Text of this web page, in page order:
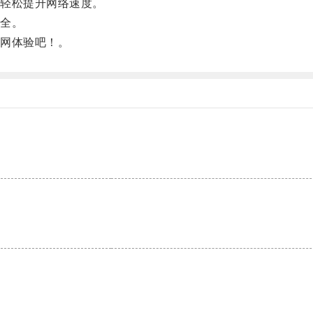
提升网络速度。
。
验吧！。